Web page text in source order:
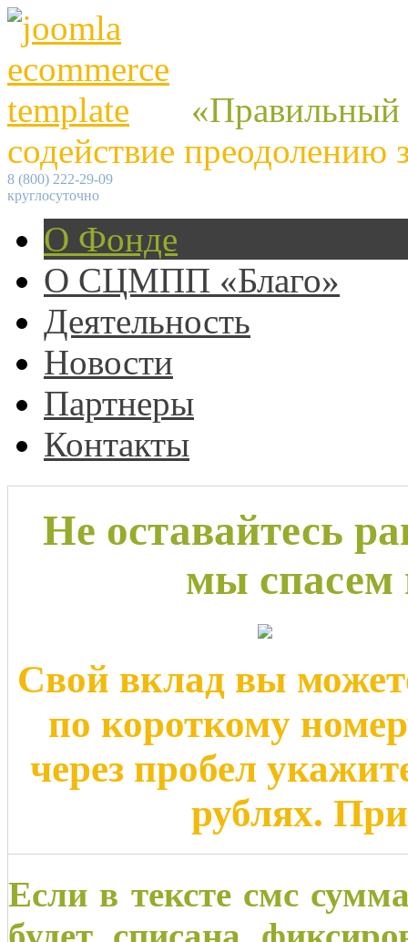
содействие преодолению
8 (800) 222-29-09
круглосуточно
О Фонде
О СЦМПП «Благо»
Деятельность
Новости
Партнеры
Контакты
Не оставайтесь
мы спасем
Свой вклад вы
по короткому
через пробел
рублях.
Если в тексте смс